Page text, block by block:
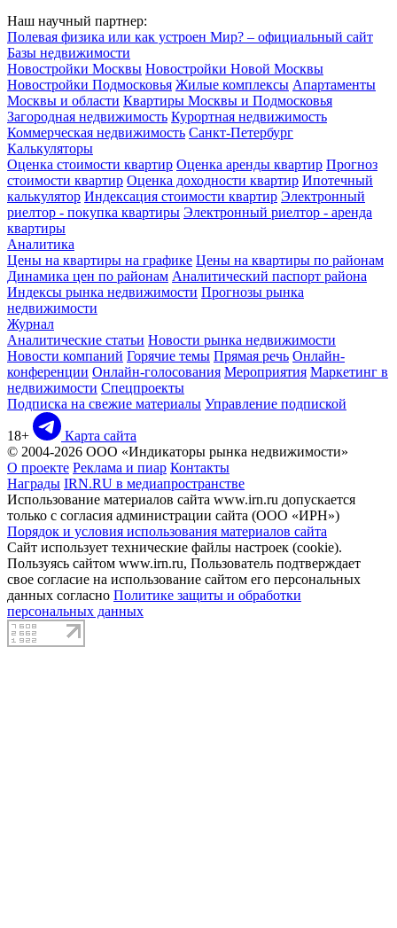
Наш научный партнер:
Полевая физика или как устроен Мир? – официальный сайт
Базы недвижимости
Новостройки Москвы Новостройки Новой Москвы
Новостройки Подмосковья Жилые комплексы Апартаменты
Москвы и области Квартиры Москвы и Подмосковья
Загородная недвижимость Курортная недвижимость
Коммерческая недвижимость Санкт-Петербург
Калькуляторы
Оценка стоимости квартир Оценка аренды квартир Прогноз
стоимости квартир Оценка доходности квартир Ипотечный
калькулятор Индексация стоимости квартир Электронный
риелтор - покупка квартиры Электронный риелтор - аренда
квартиры
Аналитика
Цены на квартиры на графике Цены на квартиры по районам
Динамика цен по районам Аналитический паспорт района
Индексы рынка недвижимости Прогнозы рынка
недвижимости
Журнал
Аналитические статьи Новости рынка недвижимости
Новости компаний Горячие темы Прямая речь Онлайн-
конференции Онлайн-голосования Мероприятия Маркетинг в
недвижимости Спецпроекты
Подписка на свежие материалы Управление подпиской
18+
Карта сайта
© 2004-2026 ООО «Индикаторы рынка недвижимости»
О проекте Реклама и пиар Контакты
Награды IRN.RU в медиапространстве
Использование материалов сайта www.irn.ru допускается
только с согласия администрации сайта (ООО «ИРН»)
Порядок и условия использования материалов сайта
Сайт использует технические файлы настроек (cookie).
Пользуясь сайтом www.irn.ru, Пользователь подтверждает
свое согласие на использование сайтом его персональных
данных согласно Политике защиты и обработки
персональных данных